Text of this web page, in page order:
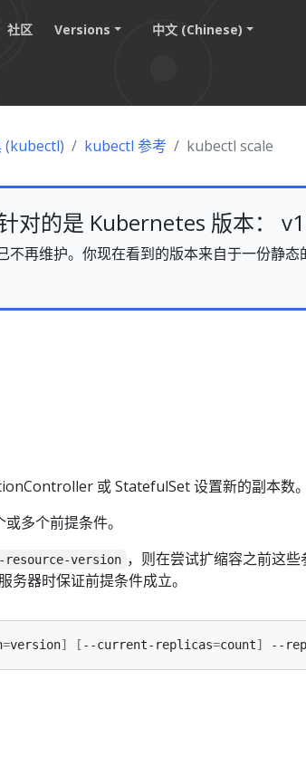
社区 Versions 中文 (Chinese)
(kubectl) kubectl 参考 kubectl scale
对的是 Kubernetes 版本：
再维护。你现在看到的版本来自于一份静态
或 StatefulSet 设置新的副本数
多个前提条件。
resource-version ，则在尝试扩缩容之前这些
务器时保证前提条件成立。
=version] [ --current-replicas=count] --